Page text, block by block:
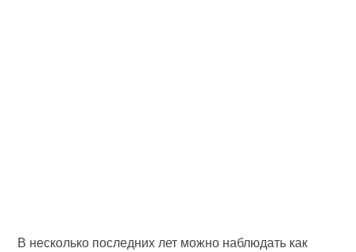
В несколько последних лет можно наблюдать как